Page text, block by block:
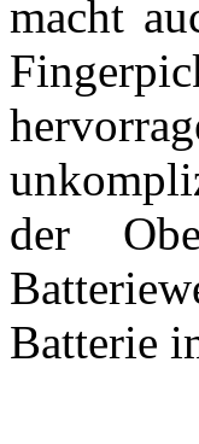
macht
der
Batterie